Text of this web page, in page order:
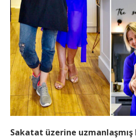
Sakatat üzerine